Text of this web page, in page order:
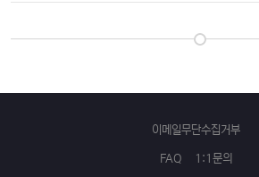
이메일무단수집거부
FAQ 1:1문의